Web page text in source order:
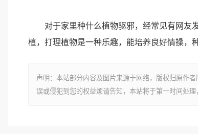
对于家里种什么植物驱邪，经常见有网友
植，打理植物是一种乐趣，能培养良好情操，
声明：本站部分内容及图片来源于网络，版权归原作
误或侵犯到您的权益烦请告知，本站将于第一时间处理